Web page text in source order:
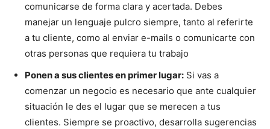
comunicarse de forma clara y acertada. Debes
manejar un lenguaje pulcro siempre, tanto al referirte
a tu cliente, como al enviar e-mails o comunicarte con
otras personas que requiera tu trabajo
Ponen a sus clientes en primer lugar: Si vas a
comenzar un negocio es necesario que ante cualquier
situación le des el lugar que se merecen a tus
clientes. Siempre se proactivo, desarrolla sugerencias